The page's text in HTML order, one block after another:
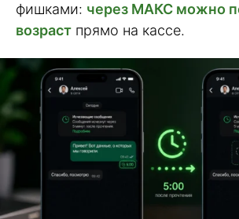
фишками: через МАКС можно
возраст прямо на кассе.